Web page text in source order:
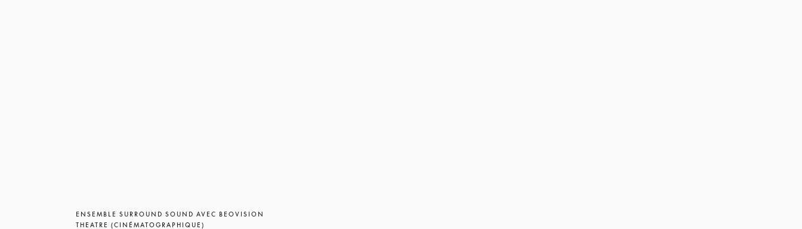
ENSEMBLE SURROUND SOUND AVEC BEOVISION
THEATRE (CINÉMATOGRAPHIQUE)